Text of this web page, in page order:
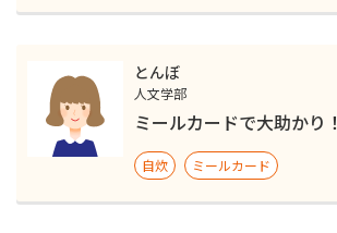
とんぼ
人文学部
ミールカードで大助かり！
自炊 ミールカード